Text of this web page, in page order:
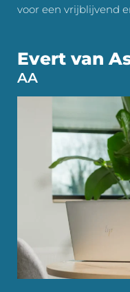
voor een vrijblijvend
Evert van
AA